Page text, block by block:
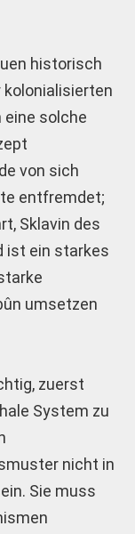
historisch
kolonialisierten
eine solche
von sich
entfremdet;
Sklavin des
ist ein starkes
umsetzen
zuerst
System zu
nicht in
Sie muss